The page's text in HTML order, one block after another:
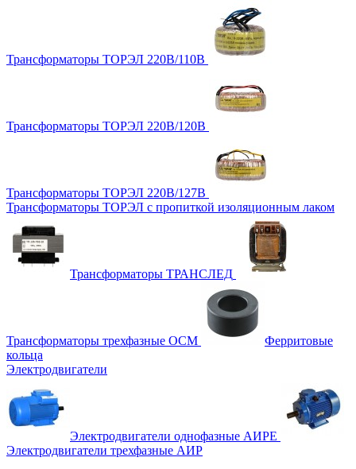
Трансформаторы ТОРЭЛ 220В/110В
Трансформаторы ТОРЭЛ 220В/120В
Трансформаторы ТОРЭЛ 220В/127В
Трансформаторы ТОРЭЛ с пропиткой изоляционным лаком
Трансформаторы ТРАНСЛЕД
Трансформаторы трехфазные ОСМ
Ферритовые
кольца
Электродвигатели
Электродвигатели однофазные АИРЕ
Электродвигатели трехфазные АИР